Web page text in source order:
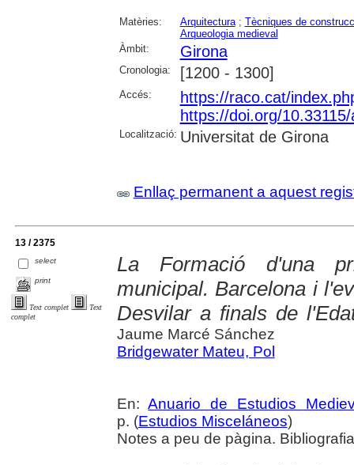
Matèries: Arquitectura; Tècniques de
Arqueologia medieval
Àmbit:
Girona
Cronologia: [1200 - 1300]
Accés:
https://raco.cat/
https://doi.org/
Localització: Universitat de Girona
Enllaç permanent a aquest
13 / 2375
select
print
Text complet
Text
complet
La Formació d'una
municipal. Barcelona i
Desvilar a finals de
Jaume Marcé Sánchez
Bridgewater Mateu, Pol
En:Anuario de Estudios
p. (Estudios Misceláneos)
Notes a peu de pàgina.